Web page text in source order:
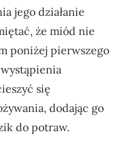
jego działanie
że miód nie
poniżej pierwszego
się
dodając go
do potraw.